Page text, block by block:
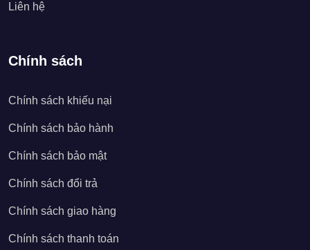
Liên hệ
Chính sách
Chính sách khiếu nại
Chính sách bảo hành
Chính sách bảo mật
Chính sách đổi trả
Chính sách giao hàng
Chính sách thanh toán